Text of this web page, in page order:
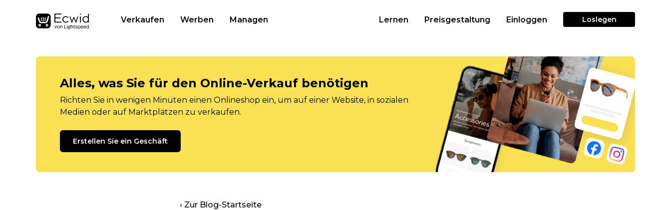
Verkaufen Werben Managen Lernen Preisgestaltung Einloggen Loslegen
Alles, was Sie für den Online-Verkauf benötigen
Richten Sie in wenigen Minuten einen Onlineshop ein, um auf einer Website, in sozialen
Medien oder auf Marktplätzen zu verkaufen.
Erstellen Sie ein Geschäft
‹ Zur Blog-Startseite